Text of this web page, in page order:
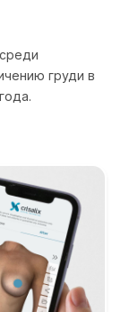
груди в